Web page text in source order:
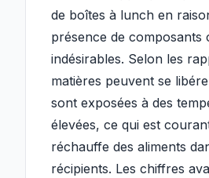
de boîtes à lunch en
présence de composants
indésirables. Selon les
matières peuvent se
sont exposées à des
élevées, ce qui est
réchauffe des aliments
récipients. Les chiffres